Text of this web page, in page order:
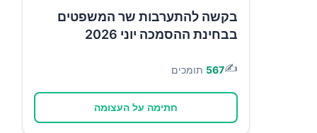
בקשה להתערבות שר המשפטים
בבחינת ההסמכה יוני 2026
✍️
567 תומכים
חתימה על העצומה